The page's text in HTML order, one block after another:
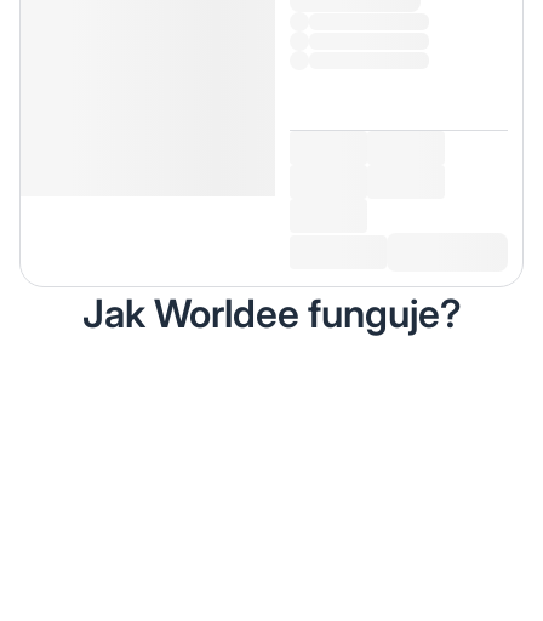
Jak Worldee funguje?